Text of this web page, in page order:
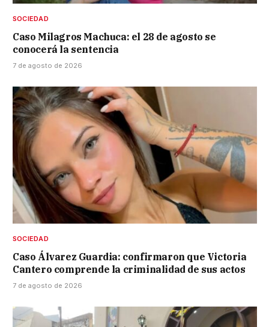
SOCIEDAD
Caso Milagros Machuca: el 28 de agosto se
conocerá la sentencia
7 de agosto de 2026
SOCIEDAD
Caso Álvarez Guardia: confirmaron que Victoria
Cantero comprende la criminalidad de sus actos
7 de agosto de 2026